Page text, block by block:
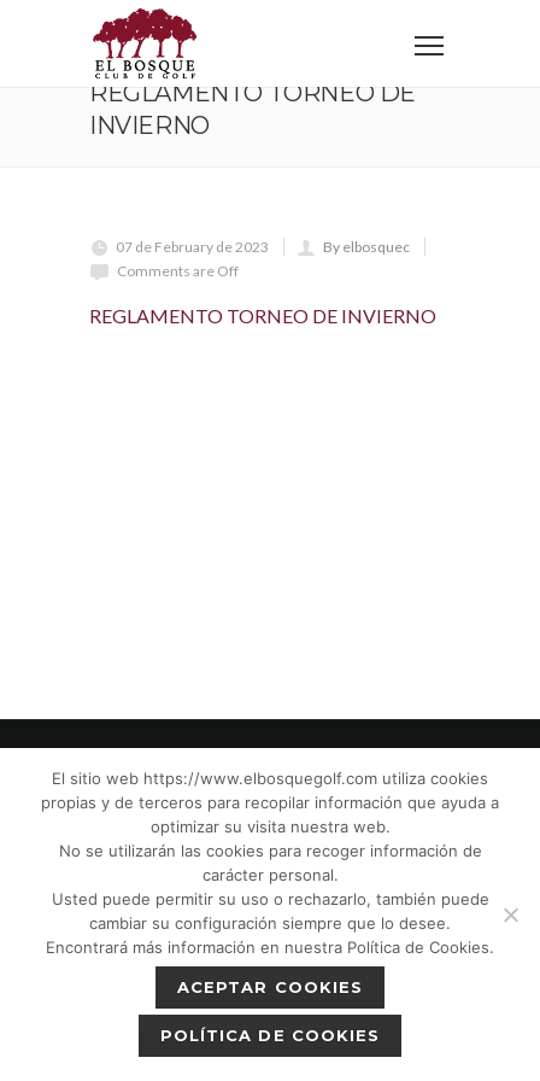
Home REGLAMENTO TORNEO DE INVIERNO
REGLAMENTO TORNEO DE
INVIERNO
07 de February de 2023
By elbosquec
Comments are Off
REGLAMENTO TORNEO DE INVIERNO
© El Bosque Club de Golf |Aviso Legal|
Política de Privacidad| Política de Cookies
Política de devoluciones|
Protección de Menores CPM”|
El sitio web https://www.elbosquegolf.com utiliza cookies
propias y de terceros para recopilar información que ayuda a
optimizar su visita nuestra web.
No se utilizarán las cookies para recoger información de
carácter personal.
Usted puede permitir su uso o rechazarlo, también puede
cambiar su configuración siempre que lo desee.
Encontrará más información en nuestra Política de Cookies.
ACEPTAR COOKIES
POLÍTICA DE COOKIES